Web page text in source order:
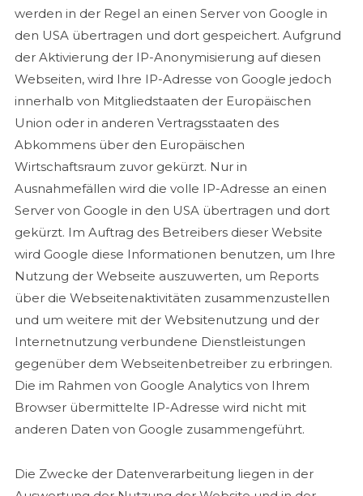
werden in der Regel an einen Server von Google in
den USA übertragen und dort gespeichert. Aufgrund
der Aktivierung der IP-Anonymisierung auf diesen
Webseiten, wird Ihre IP-Adresse von Google jedoch
innerhalb von Mitgliedstaaten der Europäischen
Union oder in anderen Vertragsstaaten des
Abkommens über den Europäischen
Wirtschaftsraum zuvor gekürzt. Nur in
Ausnahmefällen wird die volle IP-Adresse an einen
Server von Google in den USA übertragen und dort
gekürzt. Im Auftrag des Betreibers dieser Website
wird Google diese Informationen benutzen, um Ihre
Nutzung der Webseite auszuwerten, um Reports
über die Webseitenaktivitäten zusammenzustellen
und um weitere mit der Websitenutzung und der
Internetnutzung verbundene Dienstleistungen
gegenüber dem Webseitenbetreiber zu erbringen.
Die im Rahmen von Google Analytics von Ihrem
Browser übermittelte IP-Adresse wird nicht mit
anderen Daten von Google zusammengeführt.
Die Zwecke der Datenverarbeitung liegen in der